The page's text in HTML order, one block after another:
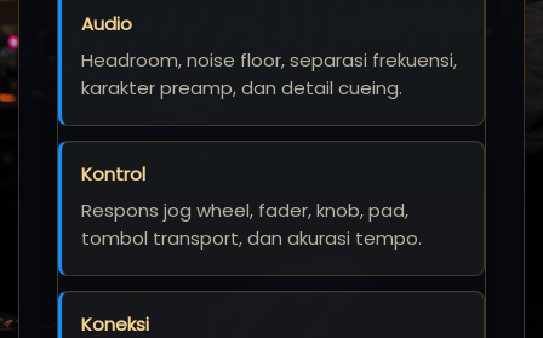
Audio
Headroom, noise floor, separasi frekuensi,
karakter preamp, dan detail cueing.
Kontrol
Respons jog wheel, fader, knob, pad,
tombol transport, dan akurasi tempo.
Koneksi